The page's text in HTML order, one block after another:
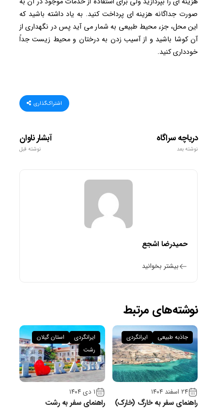
صورت جداگانه هزینه ای پرداخت کنید. به یاد داشته باشید که
این محل، جزء محیط طبیعی به شمار می آید پس در نگهداری از
آن کوشا باشید و از آسیب زدن به درختان و محیط زیست جداً
خودداری کنید.
اشتراک‌گذاری
آبشار ناوان
نوشته قبل
دریاچه سراگاه
نوشته بعد
حمیدرضا اشجع
بیشتر بخوانید
نوشته‌های مرتبط
۲۴ اسفند ۱۴۰۴
راهنمای سفر به خارگ (خارک)
جاذبه طبیعی ایرانگردی
۱ دی ۱۴۰۴
راهنمای سفر به رشت
ایرانگردی
استان گیلان
رشت